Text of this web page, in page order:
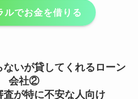
ルでお金を借りる
いが貸してくれるローン
会社②
査が特に不安な人向け